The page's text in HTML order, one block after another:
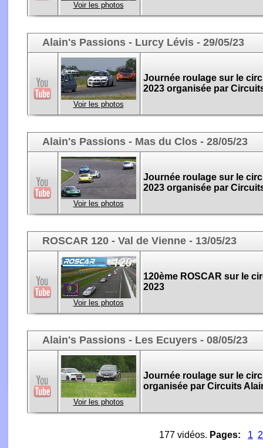
Voir les photos
Alain's Passions - Lurcy Lévis - 29/05/23
Voir les photos
Journée roulage sur le
2023 organisée par
Alain's Passions - Mas du Clos - 28/05/23
Voir les photos
Journée roulage sur le
2023 organisée par
ROSCAR 120 - Val de Vienne - 13/05/23
Voir les photos
120ème ROSCAR sur le
2023
Alain's Passions - Les Ecuyers - 08/05/23
Voir les photos
Journée roulage sur le
organisée par Circuits
177 vidéos. Pages: 1 2